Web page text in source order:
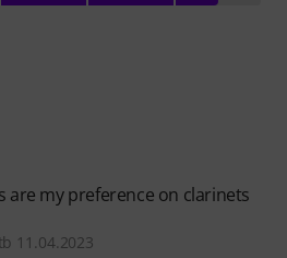
are my preference on clarinets
11.04.2023